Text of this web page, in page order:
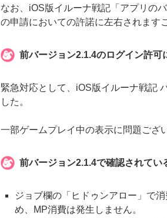
なお、iOS版イルーナ戦記「アプリの
の申請においての許諾に左右されます
前バージョン2.1.4のログイン許可
緊急対応として、iOS版イルーナ戦記
した。
一部ゲームプレイ中の表示に問題ござ
前バージョン2.1.4で確認されてい
ジョブ欄の「ヒドゥンアロー」で
め、MP消費は発生しません。